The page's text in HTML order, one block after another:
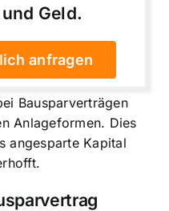
Geld.
anfragen
Bausparverträgen
Anlageformen. Dies
angesparte Kapital